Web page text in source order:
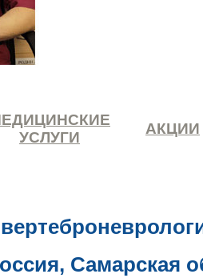
УСЛУГИ
АКЦИИ
Самарская